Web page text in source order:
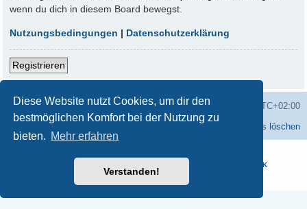
Diese Website nutzt Cookies, um dir den
bestmöglichen Komfort bei der Nutzung zu
bieten. Mehr erfahren
Verstanden!
wenn du dich in diesem Board bewegst.
Nutzungsbedingungen | Datenschutzerklärung
Registrieren
Startseite Foren-Übersicht Alle Zeiten sind
UTC+02:00
Alle Cookies löschen
INMOTEK
Datenschutz|Nutzungsbedingungen